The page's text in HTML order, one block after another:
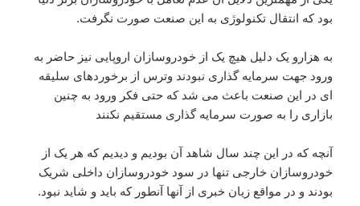
بود که انتقال تکنولوژی به این صنعت صورت نگرفت.
به هزارو یک دلیل هیچ یک از خودروسازان اروپایی نیز حاضر به
ورود جهت سرمایه گذاری نبودند وترس از برخوردهای سلیقه
ای در این صنعت باعث می شد که حتی فکر ورود به چنین
بازاری را به صورت سرمایه گذاری مستقیم نکنند
آنچه که در این چند سال شاهد آن بودیم و دیدیم که هر یک از
خودروسازان خارجی تنها در سود خودروسازان داخلی شریک
بودند و در مواقع زیان خبری از آنها آنطور که باید و شاید نبود.